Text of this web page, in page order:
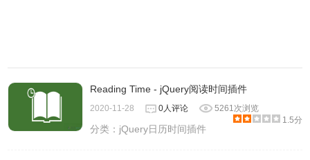
Reading Time - jQuery阅读时间插件
2020-11-28 0人评论
5261次浏览
1.5分
分类： jQuery日历时间插件